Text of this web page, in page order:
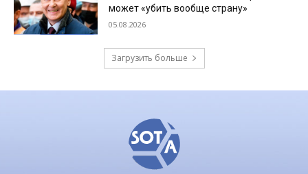
может «убить вообще страну»
05.08.2026
Загрузить больше